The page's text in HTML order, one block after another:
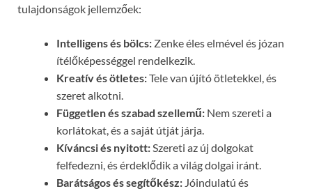
tulajdonságok jellemzőek:
Intelligens és bölcs: Zenke éles elmével és józan
ítélőképességgel rendelkezik.
Kreatív és ötletes:Tele van újító ötletekkel, és
szeret alkotni.
Független és szabad szellemű: Nem szereti a
korlátokat, és a saját útját járja.
Kíváncsi és nyitott:Szereti az új dolgokat
felfedezni, és érdeklődik a világ dolgai iránt.
Barátságos és segítőkész: Jóindulatú és